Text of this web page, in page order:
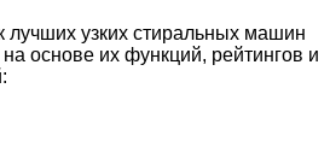
лучших узких стиральных машин
основе их функций, рейтингов и